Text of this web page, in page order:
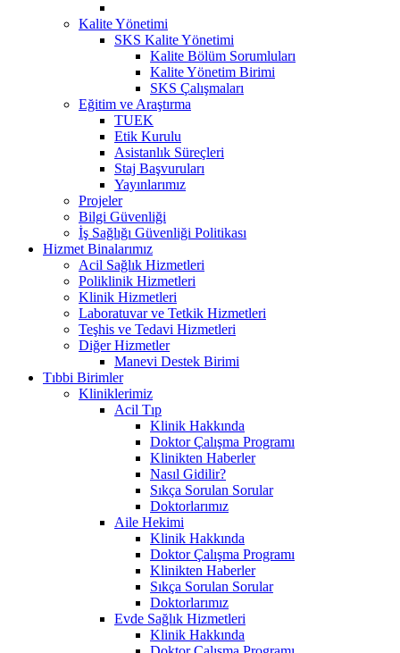
Kalite Yönetimi
SKS Kalite Yönetimi
Kalite Bölüm Sorumluları
Kalite Yönetim Birimi
SKS Çalışmaları
Eğitim ve Araştırma
TUEK
Etik Kurulu
Asistanlık Süreçleri
Staj Başvuruları
Yayınlarımız
Projeler
Bilgi Güvenliği
İş Sağlığı Güvenliği Politikası
Hizmet Binalarımız
Acil Sağlık Hizmetleri
Poliklinik Hizmetleri
Klinik Hizmetleri
Laboratuvar ve Tetkik Hizmetleri
Teşhis ve Tedavi Hizmetleri
Diğer Hizmetler
Manevi Destek Birimi
Tıbbi Birimler
Kliniklerimiz
Acil Tıp
Klinik Hakkında
Doktor Çalışma Programı
Klinikten Haberler
Nasıl Gidilir?
Sıkça Sorulan Sorular
Doktorlarımız
Aile Hekimi
Klinik Hakkında
Doktor Çalışma Programı
Klinikten Haberler
Sıkça Sorulan Sorular
Doktorlarımız
Evde Sağlık Hizmetleri
Klinik Hakkında